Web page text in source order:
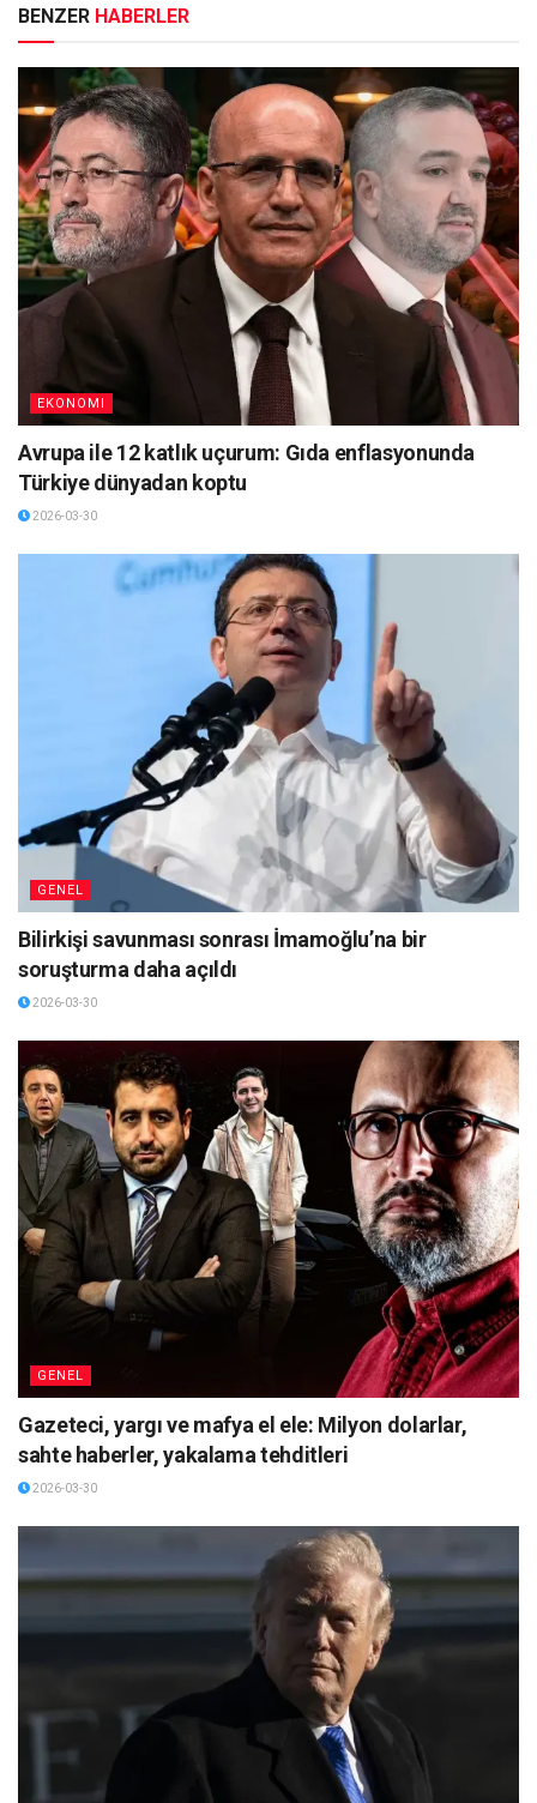
BENZER HABERLER
EKONOMI
Avrupa ile 12 katlık uçurum: Gıda enflasyonunda
Türkiye dünyadan koptu
2026-03-30
GENEL
Bilirkişi savunması sonrası İmamoğlu’na bir
soruşturma daha açıldı
2026-03-30
GENEL
Gazeteci, yargı ve mafya el ele: Milyon dolarlar,
sahte haberler, yakalama tehditleri
2026-03-30